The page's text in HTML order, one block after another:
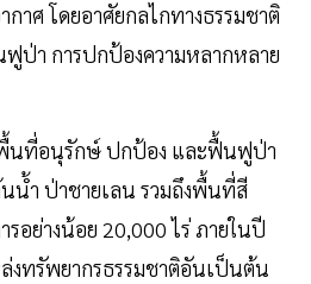
าศ โดยอาศัยกลไกทางธรรมชาติ
ป่า การปกป้องความหลากหลาย
นที่อนุรักษ์ ปกป้อง และฟื้นฟูป่า
น้ำ ป่าชายเลน รวมถึงพื้นที่สี
อย่างน้อย 20,000 ไร่ ภายในปี
งทรัพยากรธรรมชาติอันเป็นต้น